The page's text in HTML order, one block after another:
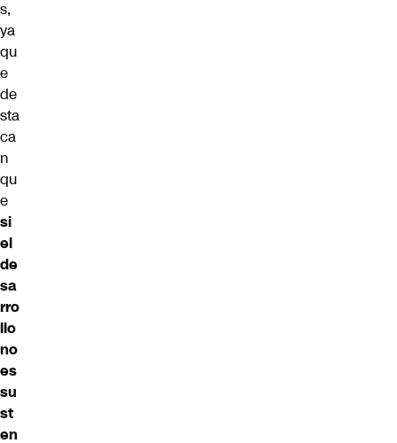
s,
ya
qu
e
de
sta
ca
n
qu
e
si
el
de
sa
rro
llo
no
es
su
st
en